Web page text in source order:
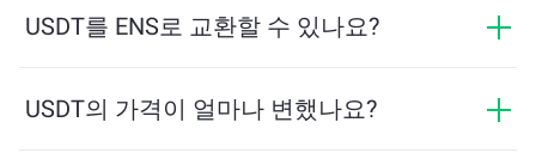
프로세스가 빠르고 익명입니다. 그러나 ChangeNOW Pro
세요!
USDT를 ENS로 교환할 수 있나요?
교환할 수 있습니다. 또한 ChangeNOW는 멀티체인 브리
USDT의 가격이 얼마나 변했나요?